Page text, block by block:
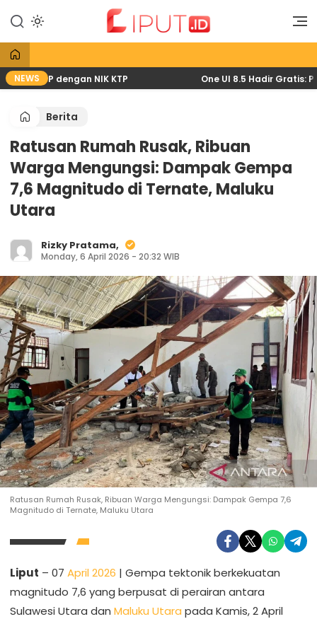
konten
Liput
Liputan Digital
NEWS
HP dengan NIK KTP One UI 8.5 Hadir Gratis:
Berita
Ratusan Rumah Rusak, Ribuan
Warga Mengungsi: Dampak Gempa
7,6 Magnitudo di Ternate, Maluku
Utara
Rizky Pratama,
Monday, 6 April 2026 - 20:32 WIB
Ratusan Rumah Rusak, Ribuan Warga Mengungsi: Dampak Gempa 7,6
Magnitudo di Ternate, Maluku Utara
Liput – 07 April 2026 | Gempa tektonik berkekuatan
magnitudo 7,6 yang berpusat di perairan antara
Sulawesi Utara dan Maluku Utara pada Kamis, 2 April